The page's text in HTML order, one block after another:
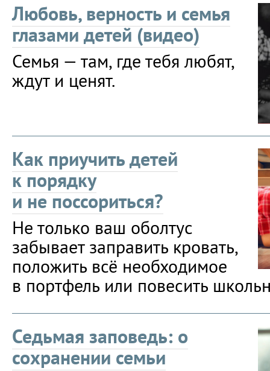
Любовь, верность и семья
глазами детей (видео)
Семья — там, где тебя любят,
ждут и ценят.
Как приучить детей
к порядку
и не поссориться?
Не только ваш оболтус
забывает заправить кровать,
положить всё необходимое
в портфель или повесить
Седьмая заповедь: о
сохранении семьи